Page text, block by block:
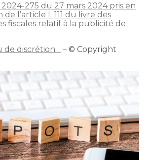
275 du 27 mars 2024 pris en
l’article L 111 du livre des
fiscales relatif à la publicité de
de discrétion… – © Copyright